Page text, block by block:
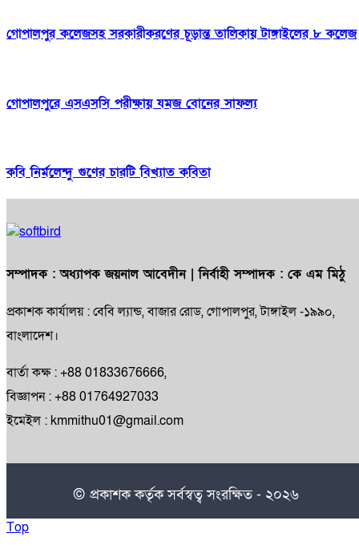
গোপালপুর কলেজসহ সরকারীকরণের চূড়ান্ত তালিকায় টাঙ্গাইলের ৮ কলেজ
গোপালপুরে এসএসসি পরীক্ষায় যমজ বোনের সাফল্য
কবি নির্মলেন্দু গুণের চারটি বিখ্যাত কবিতা
সম্পাদক :অধ্যাপক জয়নাল আবেদীন| নির্বাহী সম্পাদক : কে এম মিঠু
প্রকাশক কার্যালয় : বেবি ল্যান্ড, বাজার রোড, গোপালপুর, টাঙ্গাইল -১৯৯০,
বাংলাদেশ।
বার্তা কক্ষ : +88 01833676666,
বিজ্ঞাপন : +88 01764927033
ইমেইল : kmmithu01@gmail.com
© প্রকাশক কর্তৃক সর্বস্বত্ব সংরক্ষিত - ২০২৬
Top